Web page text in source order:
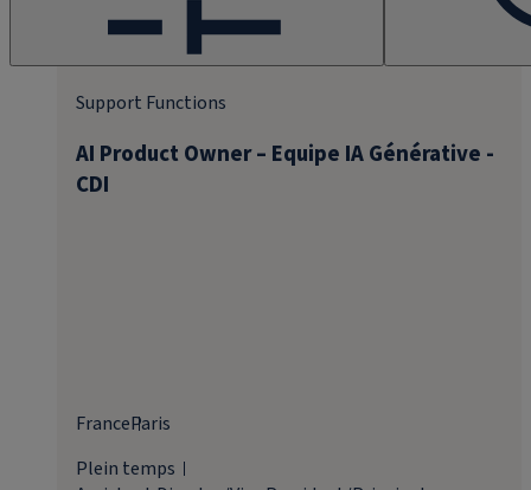
AI Product Owner – Equipe IA Générative -
CDI
Support Functions
FranceParis
Plein temps